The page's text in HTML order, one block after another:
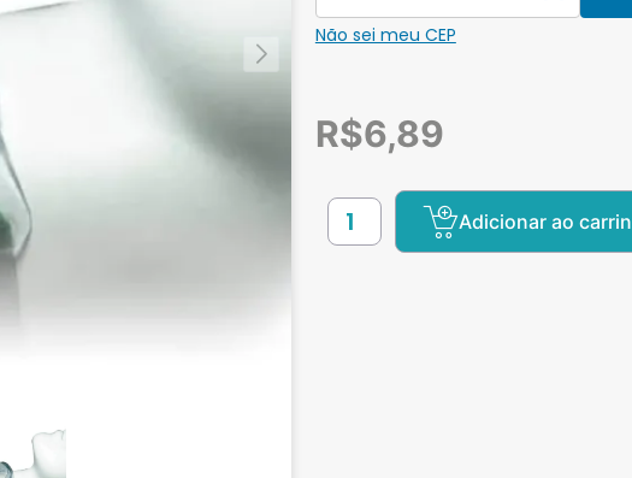
Não sei meu CEP
R$6,89
Adicionar ao